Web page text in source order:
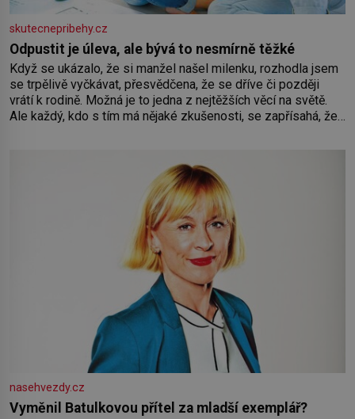
skutecnepribehy.cz
Odpustit je úleva, ale bývá to nesmírně těžké
Když se ukázalo, že si manžel našel milenku, rozhodla jsem
se trpělivě vyčkávat, přesvědčena, že se dříve či později
vrátí k rodině. Možná je to jedna z nejtěžších věcí na světě.
Ale každý, kdo s tím má nějaké zkušenosti, se zapřísahá, že
nasehvezdy.cz
Vyměnil Batulkovou přítel za mladší exemplář?